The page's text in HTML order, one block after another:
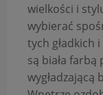
wielkości i
wybierać
tych gładkich
są biała
wygładzającą